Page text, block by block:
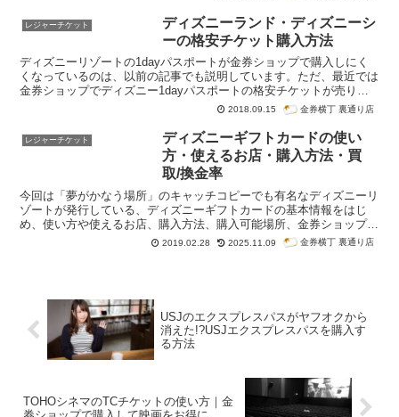
買取しているのかをお伝えしたいと思い
ます。
レジャーチケット
ディズニーランド・ディズニーシ
ーの格安チケット購入方法
ディズニーリゾートの1dayパスポートが金券ショップで購入しにく
くなっているのは、以前の記事でも説明しています。ただ、最近では
金券ショップでディズニー1dayパスポートの格安チケットが売り出
される機会も多くなってきています。今回は、ディズニーランド・デ
ィズニーシーの格安チケットの購入方法についてお知らせします。
2018.09.15 金券横丁 裏通り店
レジャーチケット
ディズニーギフトカードの使い
方・使えるお店・購入方法・買
取/換金率
今回は「夢がかなう場所」のキャッチコピーでも有名なディズニーリ
ゾートが発行している、ディズニーギフトカードの基本情報をはじ
め、使い方や使えるお店、購入方法、購入可能場所、金券ショップで
の買取価格や換金率を紹介します。ディズニーギフトカードは額面が
お釣りが出ます
2019.02.28 2025.11.09 金券横丁 裏通り店
USJのエクスプレスパスがヤフオクから
消えた!?USJエクスプレスパスを購入す
る方法
TOHOシネマのTCチケットの使い方｜金